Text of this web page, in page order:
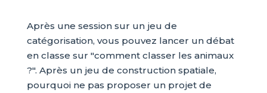
Après une session sur un jeu de
catégorisation, vous pouvez lancer un débat
en classe sur "comment classer les animaux
?". Après un jeu de construction spatiale,
pourquoi ne pas proposer un projet de